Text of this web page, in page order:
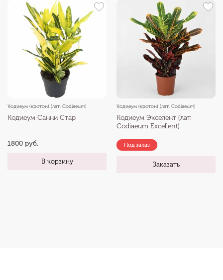
Кодиеум (кротон) (лат. Codiaeum)
Кодиеум Санни Стар
1800 руб.
В корзину
Кодиеум (кротон) (лат. Codiaeum)
Кодиеум Экселент (лат.
Codiaeum Excellent)
Под заказ
Заказать